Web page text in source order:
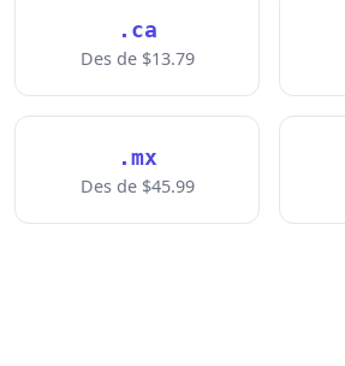
.ca
Des de $13.79
.mx
Des de $45.99